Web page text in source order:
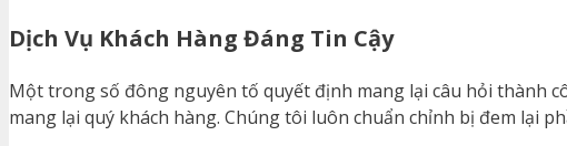
Dịch Vụ Khách Hàng Đáng Tin Cậy
Một trong số đông nguyên tố quyết định mang lại câu hỏi thành
mang lại quý khách hàng. Chúng tôi luôn chuẩn chỉnh bị đem lại